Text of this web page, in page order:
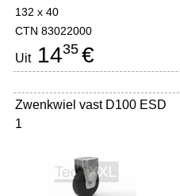
132 x 40
CTN 83022000
Uit1435 €
Zwenkwiel vast D100 ESD
1